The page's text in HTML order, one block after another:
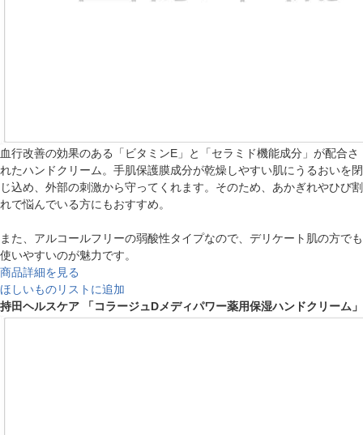
血行改善の効果のある「ビタミンE」と「セラミド機能成分」が配合さ
れたハンドクリーム。手肌保護膜成分が乾燥しやすい肌にうるおいを閉
じ込め、外部の刺激から守ってくれます。そのため、あかぎれやひび割
れで悩んでいる方にもおすすめ。
また、アルコールフリーの弱酸性タイプなので、デリケート肌の方でも
使いやすいのが魅力です。
商品詳細を見る
ほしいものリストに追加
持田ヘルスケア 「コラージュDメディパワー薬用保湿ハンドクリーム」